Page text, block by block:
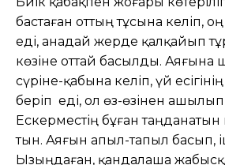
бастаған оттың тұсына келіп,
еді, анадай жерде қалқайып
көзіне оттай басылды. Аяғына
сүріне-қабына келіп, үй
беріп еді, ол өз-өзінен ашылып
Ескерместің бұған
тын. Аяғын апыл-тапыл басып,
Ызыңдаған, қандалаша